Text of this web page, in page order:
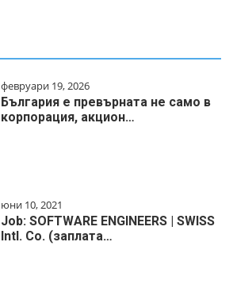
февруари 19, 2026
България е превърната не само в
корпорация, акцион…
юни 10, 2021
Job: SOFTWARE ENGINEERS | SWISS
Intl. Co. (заплата…